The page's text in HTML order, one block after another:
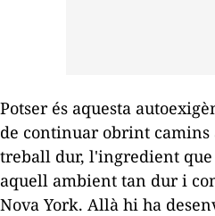
Potser és aquesta
de continuar obrint camins
treball dur, l'ingredient que
aquell ambient tan dur i
Nova York. Allà hi ha